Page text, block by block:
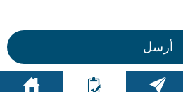
أرسل